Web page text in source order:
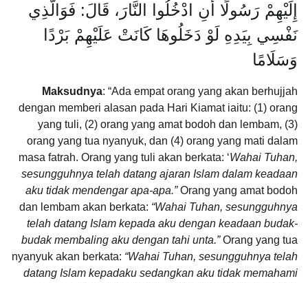
إِلَيْهِمْ رَسُولًا أَنِ ادْخُلُوا النَّارَ، قَالَ: فَوَالَّذِي
نَفْسِي بِيَدِهِ لَوْ دَخَلُوهَا كَانَتْ عَلَيْهِمْ بَرْدًا
وَسَلَامًا
Maksudnya: “Ada empat orang yang akan berhujjah
dengan memberi alasan pada Hari Kiamat iaitu: (1) orang
yang tuli, (2) orang yang amat bodoh dan lembam, (3)
orang yang tua nyanyuk, dan (4) orang yang mati dalam
masa fatrah. Orang yang tuli akan berkata: ‘Wahai Tuhan,
sesungguhnya telah datang ajaran Islam dalam keadaan
aku tidak mendengar apa-apa.”Orang yang amat bodoh
dan lembam akan berkata: “Wahai Tuhan, sesungguhnya
telah datang Islam kepada aku dengan keadaan budak-
budak membaling aku dengan tahi unta.”Orang yang tua
nyanyuk akan berkata: “Wahai Tuhan, sesungguhnya telah
datang Islam kepadaku sedangkan aku tidak memahami